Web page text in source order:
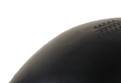
休闲